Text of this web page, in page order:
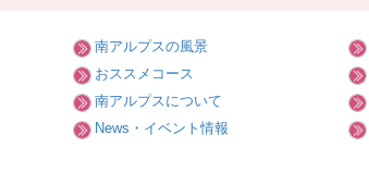
南アルプスの風景
おススメコース
南アルプスについて
News・イベント情報